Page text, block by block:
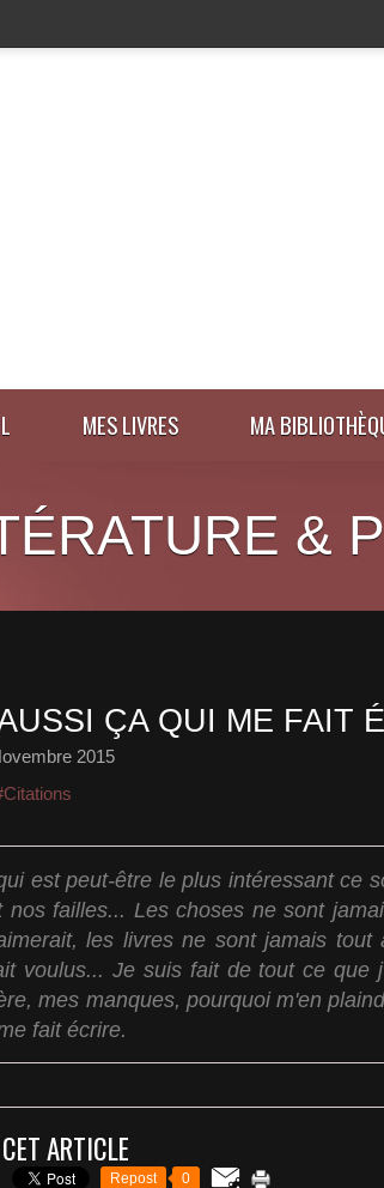
MES LIVRES MA
&
ÇA QUI ME FAIT
2015
est peut-être le plus intéressant ce
nos failles... Les choses ne sont
les livres ne sont jamais tout
voulus... Je suis fait de tout ce que
mes manques, pourquoi m'en
fait écrire.
ARTICLE
Repost 0